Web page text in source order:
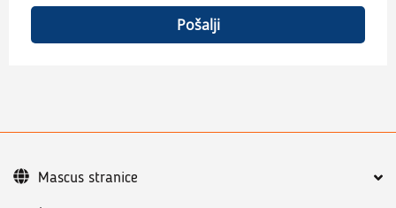
Pošalji
Mascus stranice